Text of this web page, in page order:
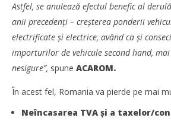
Cushman & Wakefield Echinox:
industriale și logistice din România a
S1
Bianca
Astfel, se anulează efectul benefic al
anii precedenți – creșterea ponderii
electrificate și electrice, având ca și
importurilor de vehicule second hand,
nesigure”, spune ACAROM.
În acest fel, Romania va pierde pe mai
Neîncasarea TVA și a taxelor/